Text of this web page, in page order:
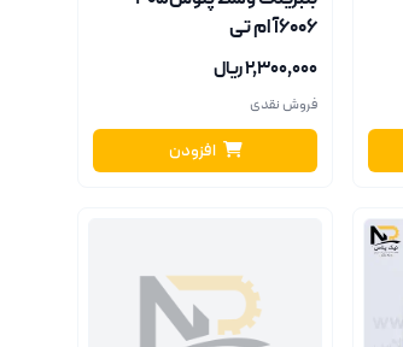
6006آ ام تی
۲٬۳۰۰٬۰۰۰ ریال
فروش نقدی
افزودن